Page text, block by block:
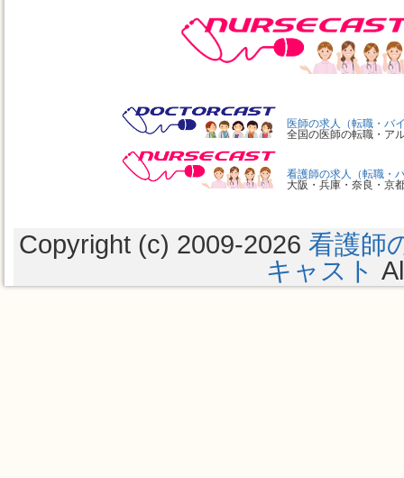
医師の求人（転職・バ
全国の医師の転職・ア
看護師の求人（転職・
大阪・兵庫・奈良・京
Copyright (c) 2009-2026 看護師
キャスト